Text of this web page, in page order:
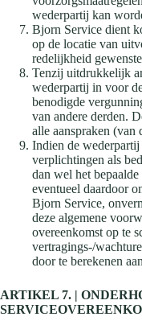
wederpartij kan
Bjorn Service dient
op de locatie van
redelijkheid
Tenzij uitdrukkelijk
wederpartij in voor
benodigde
van andere derden.
alle aanspraken (van
Indien de
verplichtingen als
dan wel het
eventueel daardoor
Bjorn Service,
deze algemene
overeenkomst op te
vertragings-/
door te berekenen
ARTIKEL 7. |